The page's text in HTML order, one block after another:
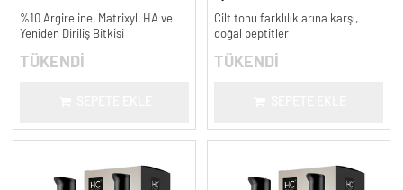
%10 Argireline, Matrixyl, HA ve
Yeniden Diriliş Bitkisi
TÜKENDİ
Cilt tonu farklılıklarına karşı,
doğal peptitler
TÜKENDİ